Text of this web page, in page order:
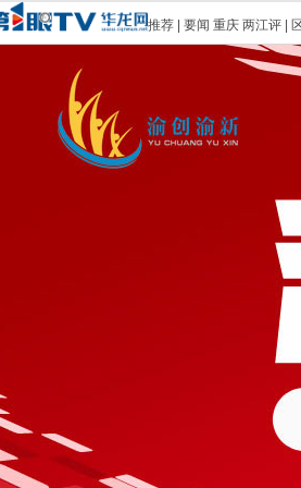
推荐 要闻 重庆 两江评